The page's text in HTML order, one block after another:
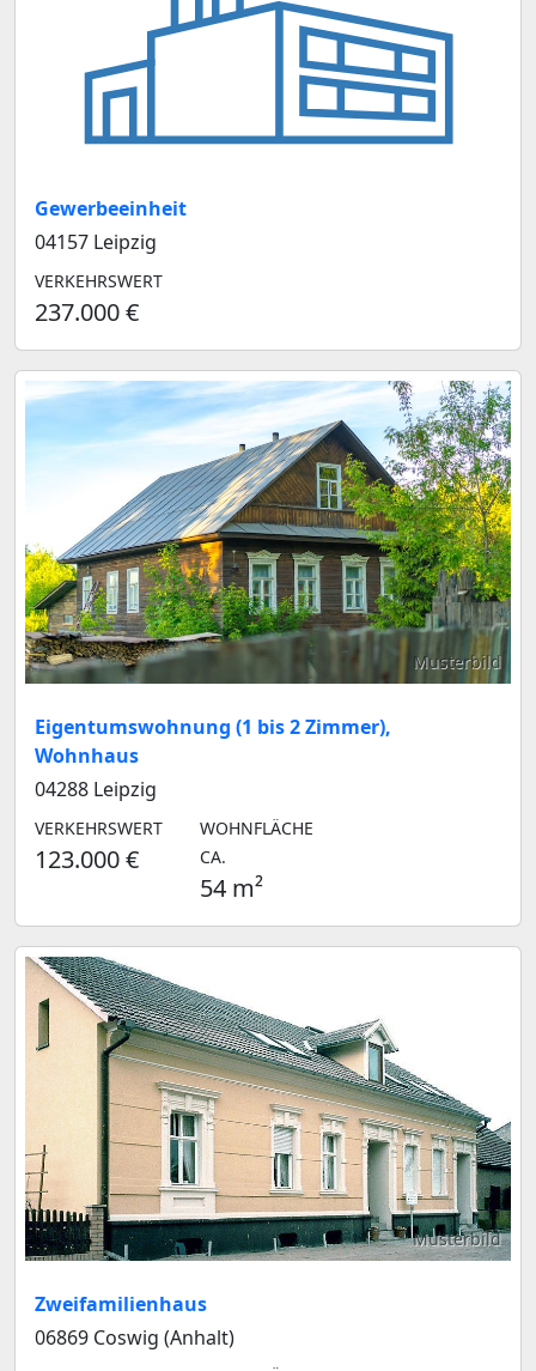
Gewerbeeinheit
04157 Leipzig
VERKEHRSWERT
237.000 €
Musterbild
Eigentumswohnung (1 bis 2 Zimmer),
Wohnhaus
04288 Leipzig
VERKEHRSWERT
123.000 €
WOHNFLÄCHE
CA.
54 m²
Musterbild
Zweifamilienhaus
06869 Coswig (Anhalt)